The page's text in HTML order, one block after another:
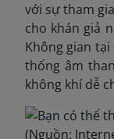
với sự tham
cho khán giả
Không gian
thống âm
không khí dễ